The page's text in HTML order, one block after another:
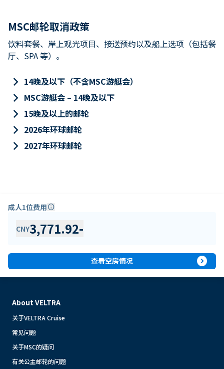
MSC邮轮取消政策
饮料套餐、岸上观光项目、接送预约以及船上选项（包括餐
厅、SPA 等）。
keyboard_arrow_right 14晚及以下（不含MSC游艇会）
keyboard_arrow_right MSC游艇会 – 14晚及以下
keyboard_arrow_right 15晚及以上的邮轮
keyboard_arrow_right 2026年环球邮轮
keyboard_arrow_right 2027年环球邮轮
成人1位费用info
CNY3,771.92-
查看空房情况 expand_circle_right
About VELTRA
关于VELTRA Cruise
常见问题
关于MSC的疑问
有关公主邮轮的问题